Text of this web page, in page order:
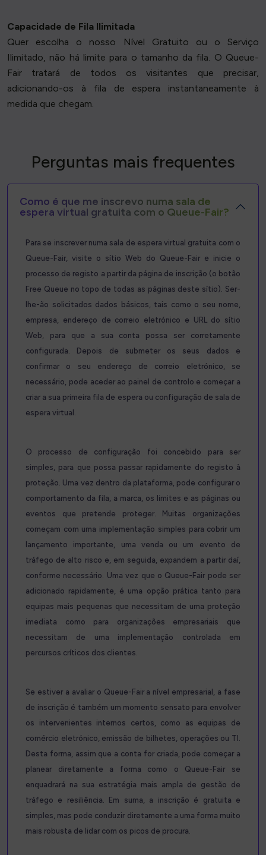
Capacidade de Fila Ilimitada
Quer escolha o nosso Nível Gratuito ou o Serviço
Ilimitado, não há limite para o tamanho da fila. O Queue-
Fair tratará de todos os visitantes que precisar,
adicionando-os à fila de espera instantaneamente à
medida que chegam.
Perguntas mais frequentes
Como é que me inscrevo numa sala de
espera virtual gratuita com o Queue-Fair?
Para se inscrever numa sala de espera virtual gratuita com o
Queue-Fair, visite o sítio Web do Queue-Fair e inicie o
processo de registo a partir da página de inscrição (o botão
Free Queue no topo de todas as páginas deste sítio). Ser-
lhe-ão solicitados dados básicos, tais como o seu nome,
empresa, endereço de correio eletrónico e URL do sítio
Web, para que a sua conta possa ser corretamente
configurada. Depois de submeter os seus dados e
confirmar o seu endereço de correio eletrónico, se
necessário, pode aceder ao painel de controlo e começar a
criar a sua primeira fila de espera ou configuração de sala de
espera virtual.
O processo de configuração foi concebido para ser
simples, para que possa passar rapidamente do registo à
proteção. Uma vez dentro da plataforma, pode configurar o
comportamento da fila, a marca, os limites e as páginas ou
eventos que pretende proteger. Muitas organizações
começam com uma implementação simples para cobrir um
lançamento importante, uma venda ou um evento de
tráfego de alto risco e, em seguida, expandem a partir daí,
conforme necessário. Uma vez que o Queue-Fair pode ser
adicionado rapidamente, é uma opção prática tanto para
equipas mais pequenas que necessitam de uma proteção
imediata como para organizações empresariais que
necessitam de uma implementação controlada em
percursos críticos dos clientes.
Se estiver a avaliar o Queue-Fair a nível empresarial, a fase
de inscrição é também um momento sensato para envolver
os intervenientes internos certos, como as equipas de
comércio eletrónico, emissão de bilhetes, operações ou TI.
Desta forma, assim que a conta for criada, pode começar a
planear diretamente a forma como o Queue-Fair se
enquadrará na sua estratégia mais ampla de gestão de
tráfego e resiliência. Em suma, a inscrição é gratuita e
simples, mas pode conduzir diretamente a uma forma muito
mais robusta de lidar com os picos de procura.